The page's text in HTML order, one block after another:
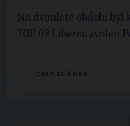
Na dvouleté období byl
TOP 09 Liberec zvolen
CELÝ ČLÁNEK